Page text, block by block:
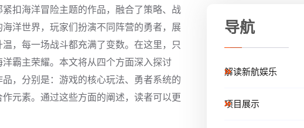
扣海洋冒险主题的作品，融合了策略、战
洋世界，玩家们扮演不同阵营的勇者，展
，每一场战斗都充满了变数。在这里，只
霸主荣耀。本文将从四个方面深入探讨
，分别是：游戏的核心玩法、勇者系统的
元素。通过这些方面的阐述，读者可以更
导航
解读新航娱乐
项目展示